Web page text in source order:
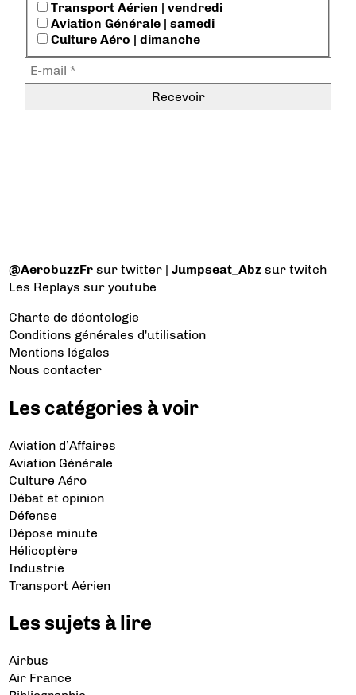
Transport Aérien | vendredi
Aviation Générale | samedi
Culture Aéro | dimanche
@AerobuzzFr sur twitter |Jumpseat_Abz sur twitch
Les Replays sur youtube
Charte de déontologie
Conditions générales d'utilisation
Mentions légales
Nous contacter
Les catégories à voir
Aviation d’Affaires
Aviation Générale
Culture Aéro
Débat et opinion
Défense
Dépose minute
Hélicoptère
Industrie
Transport Aérien
Les sujets à lire
Airbus
Air France